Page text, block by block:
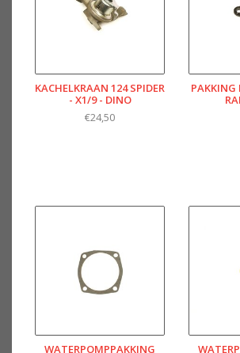
KACHELKRAAN 124 SPIDER
- X1/9 - DINO
€24,50
PAKKING
WATERPOMPPAKKING